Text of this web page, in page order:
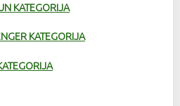
KATEGORIJA
KATEGORIJA